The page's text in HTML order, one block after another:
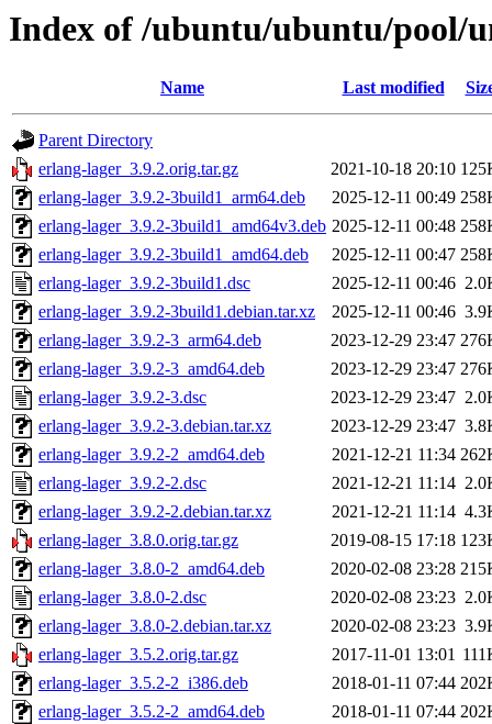
Index of /ubuntu/ubuntu/pool/
Name Last modified
Parent Directory
erlang-lager_3.9.2.orig.tar.gz
2021-10-18 20:10
erlang-lager_3.9.2-3build1_arm64.deb
2025-12-11 00:49
erlang-lager_3.9.2-3build1_amd64v3.deb 2025-12-11 00:48
erlang-lager_3.9.2-3build1_amd64.deb
2025-12-11 00:47
erlang-lager_3.9.2-3build1.dsc
2025-12-11 00:46
erlang-lager_3.9.2-3build1.debian.tar.xz
2025-12-11 00:46
erlang-lager_3.9.2-3_arm64.deb
2023-12-29 23:47
erlang-lager_3.9.2-3_amd64.deb
2023-12-29 23:47
erlang-lager_3.9.2-3.dsc
2023-12-29 23:47
erlang-lager_3.9.2-3.debian.tar.xz
2023-12-29 23:47
erlang-lager_3.9.2-2_amd64.deb
2021-12-21 11:34
erlang-lager_3.9.2-2.dsc
2021-12-21 11:14
erlang-lager_3.9.2-2.debian.tar.xz
2021-12-21 11:14
erlang-lager_3.8.0.orig.tar.gz
2019-08-15 17:18
erlang-lager_3.8.0-2_amd64.deb
2020-02-08 23:28
erlang-lager_3.8.0-2.dsc
2020-02-08 23:23
erlang-lager_3.8.0-2.debian.tar.xz
2020-02-08 23:23
erlang-lager_3.5.2.orig.tar.gz
2017-11-01 13:01
erlang-lager_3.5.2-2_i386.deb
2018-01-11 07:44
erlang-lager_3.5.2-2_amd64.deb
2018-01-11 07:44